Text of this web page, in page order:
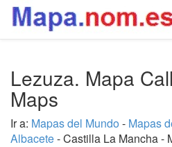
Lezuza. Mapa
Maps
Ir a: Mapas del Mundo - Mapas
Albacete- Castilla La Mancha -